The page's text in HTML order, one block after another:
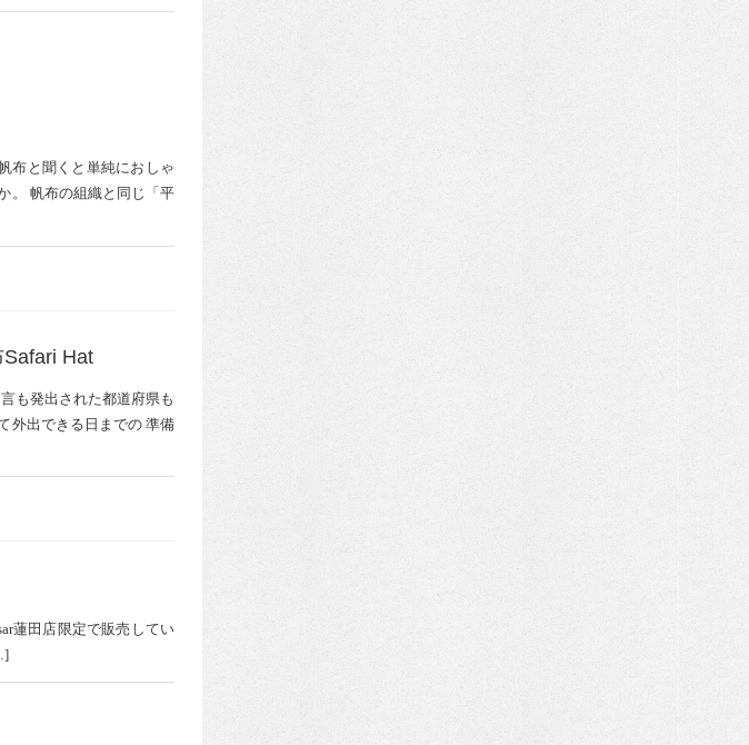
布と聞くと単純におしゃ
。 帆布の組織と同じ「平
Hat
も発出された都道府県も
外出できる日までの 準備
蓮田店限定で販売してい